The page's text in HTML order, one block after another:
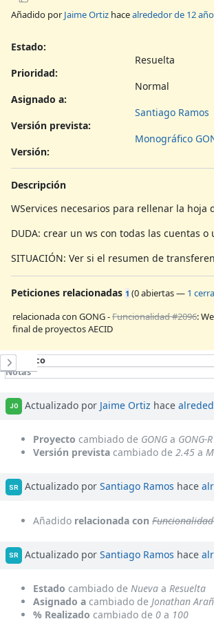
Añadido porJaime Ortiz hacealrededor de 12
Estado:
Resuelta
Prioridad:
Normal
Asignado a:
Santiago Ramos
Versión prevista:
Monográfico
Versión:
Descripción
WServices necesarios para rellenar la
DUDA: crear un ws con todas las cuentas
SITUACIÓN: Ver si el resumen de
Peticiones relacionadas 1 (0 abiertas— 1
relacionada con GONG -Funcionalidad #2096:
final de proyectos AECID
Histórico
Notas
JO Actualizado por Jaime Ortiz hace
Proyecto cambiado de GONG a GONG-R
Versión prevista cambiado de 2.45 a
SR Actualizado por Santiago Ramos hace
Añadido relacionada con
SR Actualizado por Santiago Ramos hace
Estado cambiado de Nueva a Resuelta
Asignado a cambiado de Jonathan
% Realizado cambiado de 0 a 100